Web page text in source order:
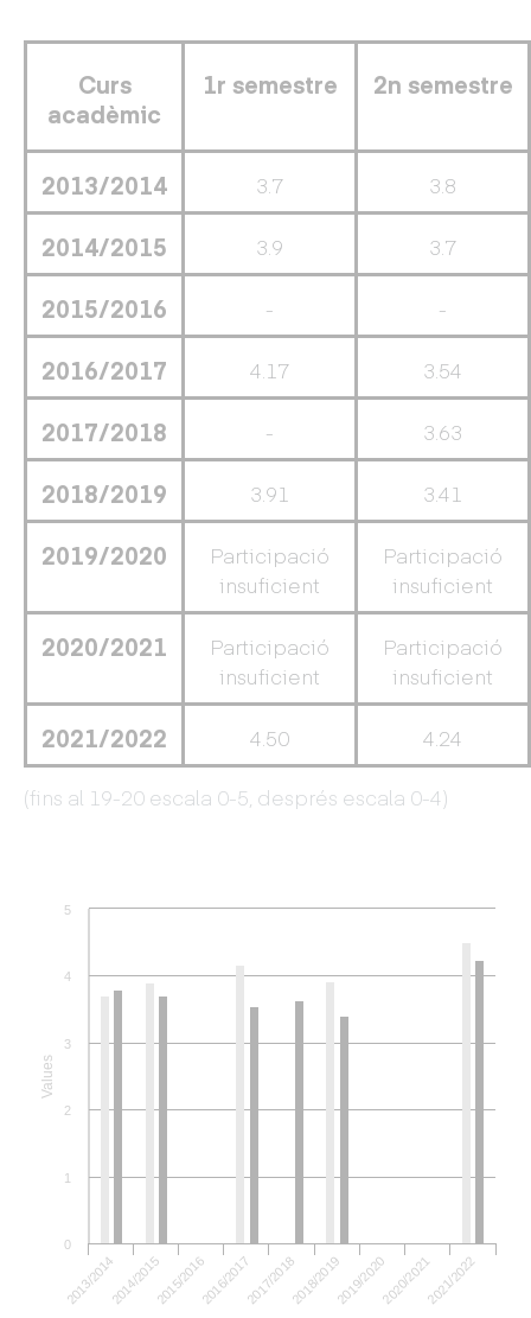
(fins al 19-20 escala 0-5, després escala 0-4)
Curs
acadèmic
1r semestre 2n semestre
2013/2014 3.7 3.8
2014/2015 3.9 3.7
2015/2016 - -
2016/2017 4.17 3.54
2017/2018 - 3.63
2018/2019 3.91 3.41
2019/2020
Participació
insuficient
Participació
insuficient
2020/2021
Participació
insuficient
Participació
insuficient
2021/2022 4.50 4.24
Values
2013/20142014/20152015/20162016/20172017/20182018/20192019/20202020/20212021/2022
0
1
2
3
4
5